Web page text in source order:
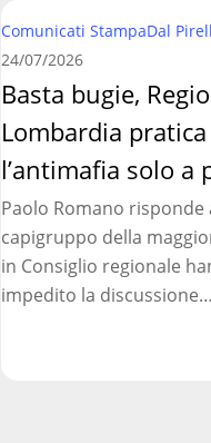
Comunicati StampaDal
bugie,
Regione
Lombardia
pratica
l’antimafia
solo
a
parole
24/07/2026
Basta bugie,
Lombardia pratica
l’antimafia solo a
Paolo Romano risponde
capigruppo della
in Consiglio regionale
impedito la discussione…